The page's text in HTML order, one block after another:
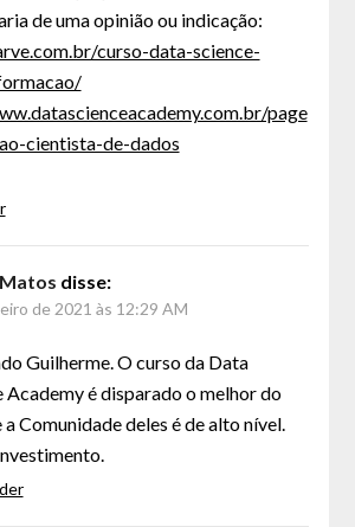
de uma opinião ou indicação:
curso-data-science-
page
cientista-de-dados
disse:
de 2021 às 12:29 AM
Guilherme. O curso da Data
Academy é disparado o melhor do
a Comunidade deles é de alto nível.